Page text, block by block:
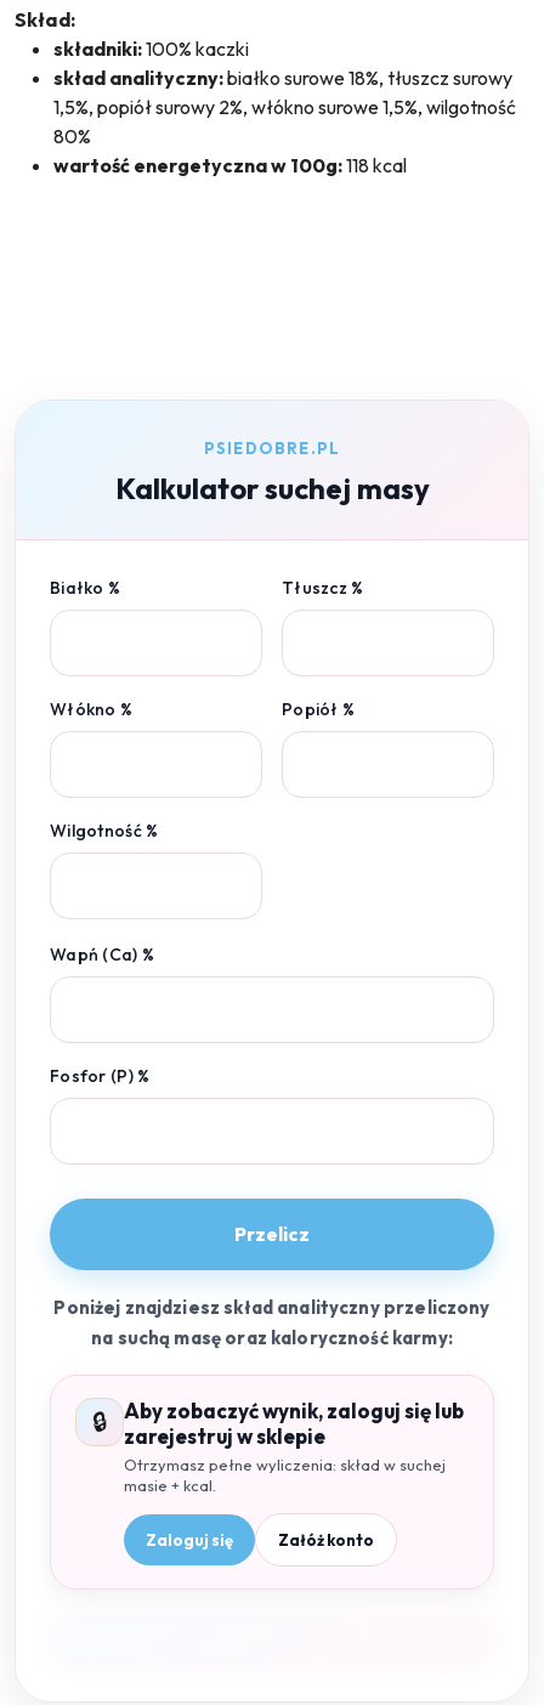
Skład:
składniki:100% kaczki
skład analityczny:białko surowe 18%, tłuszcz surowy
1,5%, popiół surowy 2%, włókno surowe 1,5%, wilgotność
80%
wartość energetyczna w 100g:118 kcal
PSIEDOBRE.PL
Kalkulator suchej masy
Białko % Tłuszcz %
Włókno % Popiół %
Wilgotność %
Wapń (Ca) %
Fosfor (P) %
Przelicz
Poniżej znajdziesz skład analityczny przeliczony
na suchą masę oraz kaloryczność karmy:
🔒
Aby zobaczyć wynik, zaloguj się lub
zarejestruj w sklepie
Otrzymasz pełne wyliczenia: skład w suchej
masie + kcal.
Zaloguj się Załóż konto